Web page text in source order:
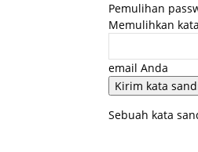
Pemulihan
Memulihkan
email Anda
Sebuah kata